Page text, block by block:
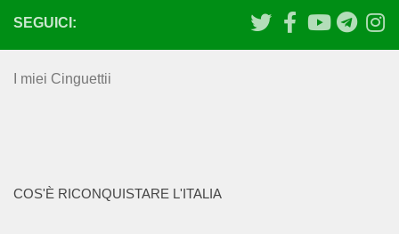
SEGUICI:
I miei Cinguettii
COS'È RICONQUISTARE L'ITALIA